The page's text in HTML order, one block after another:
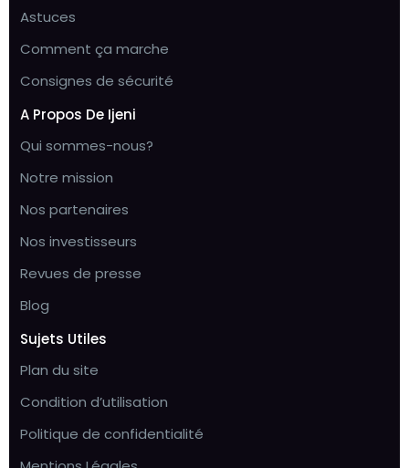
Astuces
Comment ça marche
Consignes de sécurité
A Propos De Ijeni
Qui sommes-nous?
Notre mission
Nos partenaires
Nos investisseurs
Revues de presse
Blog
Sujets Utiles
Plan du site
Condition d’utilisation
Politique de confidentialité